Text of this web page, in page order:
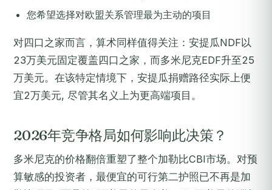
您希望选择对欧盟关系管理最为主动的项目
对四口之家而言，算术同样值得关注：安提瓜NDF以
23万美元固定覆盖四口之家，而多米尼克EDF升至25
万美元。在该特定情境下，安提瓜捐赠路径实际上便
宜2万美元, 尽管其名义上为更高端项目。
2026年竞争格局如何影响此决策？
多米尼克的价格翻倍重塑了整个加勒比CBI市场。对预
算敏感的投资者，最便宜的可行第二护照已不再是加